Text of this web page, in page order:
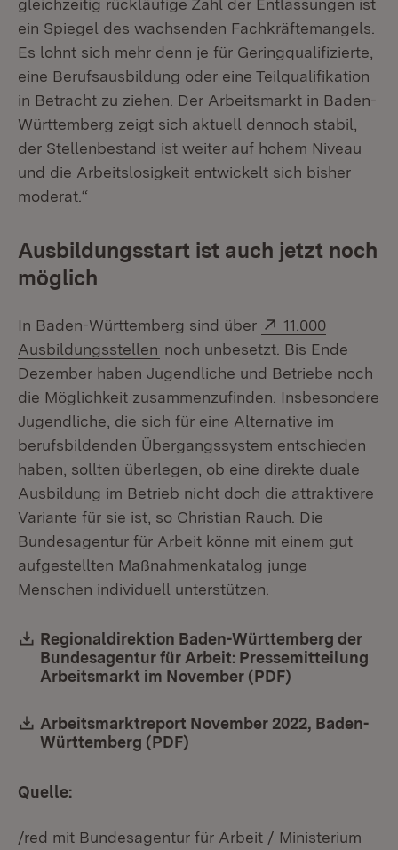
ein Spiegel des wachsenden Fachkräftemangels.
Es lohnt sich mehr denn je für Geringqualifizierte,
eine Berufsausbildung oder eine Teilqualifikation
in Betracht zu ziehen. Der Arbeitsmarkt in Baden-
Württemberg zeigt sich aktuell dennoch stabil,
der Stellenbestand ist weiter auf hohem Niveau
und die Arbeitslosigkeit entwickelt sich bisher
moderat.“
Ausbildungsstart ist auch jetzt noch
möglich
In Baden-Württemberg sind über Extern:
11.000
Ausbildungsstellen (Öffnet in neuem Fenster)
noch unbesetzt. Bis Ende
Dezember haben Jugendliche und Betriebe noch
die Möglichkeit zusammenzufinden. Insbesondere
Jugendliche, die sich für eine Alternative im
berufsbildenden Übergangssystem entschieden
haben, sollten überlegen, ob eine direkte duale
Ausbildung im Betrieb nicht doch die attraktivere
Variante für sie ist, so Christian Rauch. Die
Bundesagentur für Arbeit könne mit einem gut
aufgestellten Maßnahmenkatalog junge
Menschen individuell unterstützen.
Download:
Regionaldirektion Baden-Württemberg der
Bundesagentur für Arbeit: Pressemitteilung
Arbeitsmarkt im November (PDF)
Download:
Arbeitsmarktreport November 2022, Baden-
Württemberg (PDF)
Quelle:
/red mit Bundesagentur für Arbeit / Ministerium